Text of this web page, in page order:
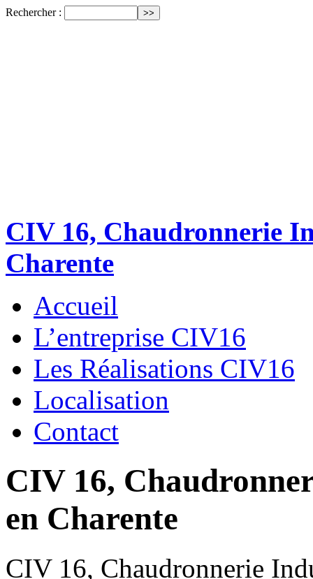
Rechercher :
CIV 16, Chaudronnerie
Charente
Accueil
L’entreprise CIV16
Les Réalisations CIV16
Localisation
Contact
CIV 16,
en Charente
CIV 16, Chaudronnerie